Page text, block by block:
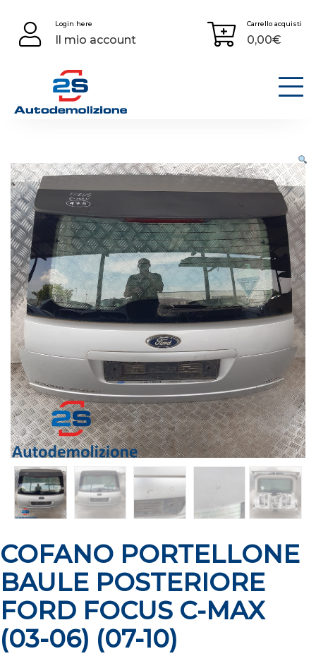
content
Login here
Il mio account
Carrello acquisti
0,00€
COFANO PORTELLONE
BAULE POSTERIORE
FORD FOCUS C-MAX
(03-06) (07-10)